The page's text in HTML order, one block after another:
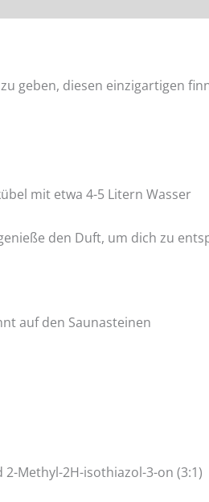
geben, diesen einzigartigen
mit etwa 4-5 Litern Wasser
den Duft, um dich zu
auf den Saunasteinen
Methyl-2H-isothiazol-3-on (3:1)